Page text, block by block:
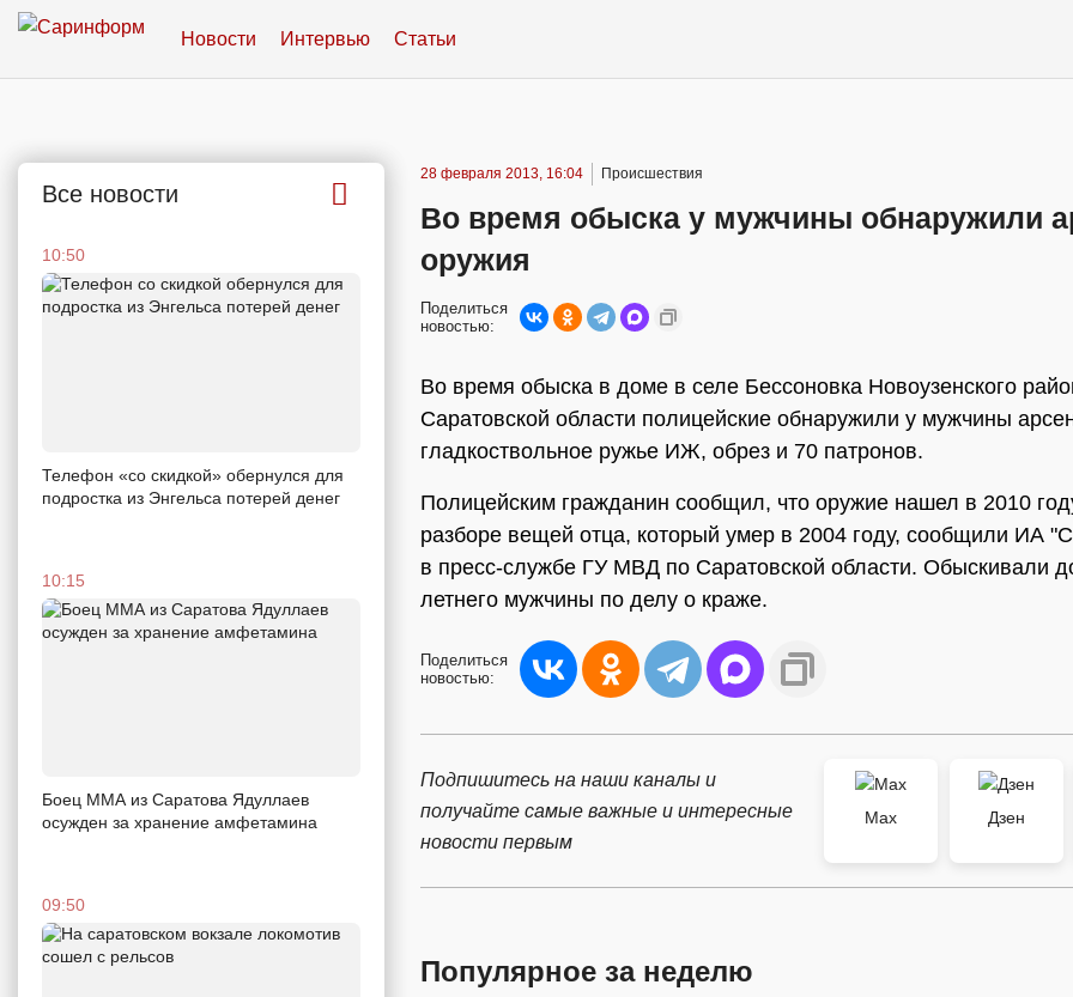
Новости Интервью Статьи
Все новости
10:50
Телефон «со скидкой» обернулся для
подростка из Энгельса потерей денег
10:15
Боец ММА из Саратова Ядуллаев
осужден за хранение амфетамина
09:50
28 февраля 2013, 16:04 Происшествия
Во время обыска у мужчины обнаружили
оружия
Поделиться
новостью:
Во время обыска в доме в селе Бессоновка Новоузенского
Саратовской области полицейские обнаружили у мужчины
гладкоствольное ружье ИЖ, обрез и 70 патронов.
Полицейским гражданин сообщил, что оружие нашел в 2010
разборе вещей отца, который умер в 2004 году, сообщили ИА
в пресс-службе ГУ МВД по Саратовской области. Обыскивали
летнего мужчины по делу о краже.
Поделиться
новостью:
Подпишитесь на наши каналы и
получайте самые важные и интересные
новости первым
Max
Дзен
Популярное за неделю